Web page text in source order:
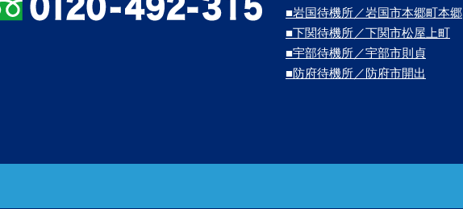
■岩国待機所／岩国市本郷町本郷
■下関待機所／下関市松屋上町
■宇部待機所／宇部市則貞
■防府待機所／防府市開出